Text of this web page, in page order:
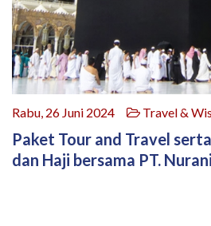
Rabu, 26 Juni 2024 Travel &
Paket Tour and Travel
dan Haji bersama PT.